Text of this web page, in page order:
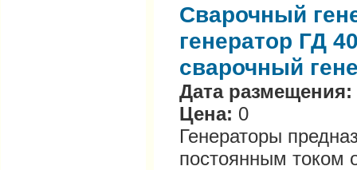
Сварочный
генератор ГД
сварочный
Дата размещения:
Цена: 0
Генераторы
постоянным током